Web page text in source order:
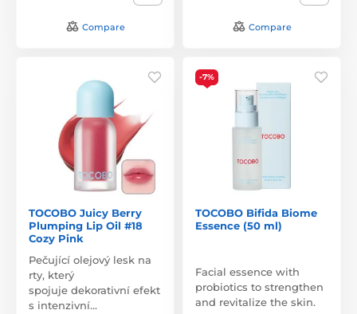
Compare Compare
TOCOBO Juicy Berry
Plumping Lip Oil #18
Cozy Pink
Pečující olejový lesk na
rty, který
spojuje dekorativní efekt
s intenzivní…
-7%
TOCOBO Bifida Biome
Essence (50 ml)
Facial essence with
probiotics to strengthen
and revitalize the skin.